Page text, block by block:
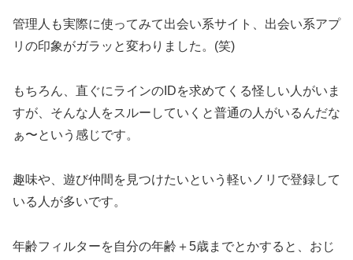
管理人も実際に使ってみて出会い系サイト、出会い系アプ
リの印象がガラッと変わりました。(笑)
もちろん、直ぐにラインのIDを求めてくる怪しい人がいま
すが、そんな人をスルーしていくと普通の人がいるんだな
ぁ〜という感じです。
趣味や、遊び仲間を見つけたいという軽いノリで登録して
いる人が多いです。
年齢フィルターを自分の年齢＋5歳までとかすると、おじ